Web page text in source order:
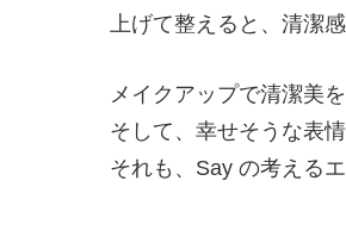
上げて整えると、清潔
メイクアップで清潔美
そして、幸せそうな表
それも、Say の考える